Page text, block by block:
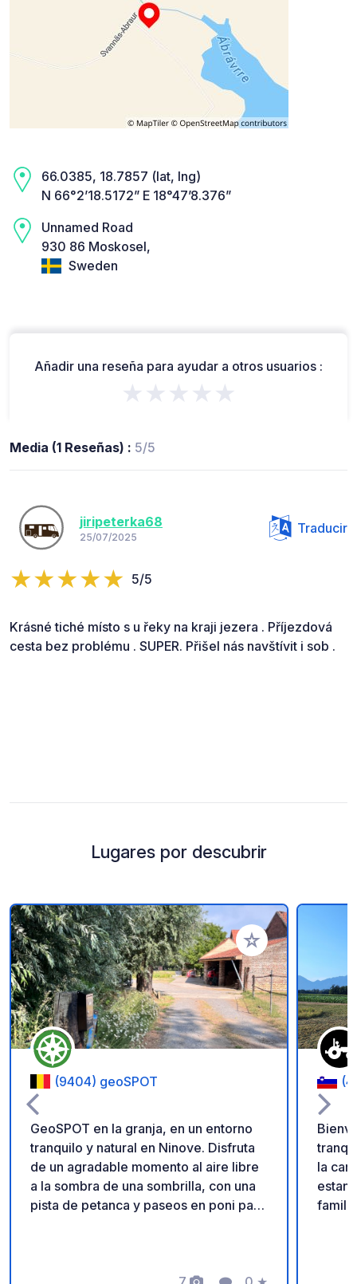
66.0385, 18.7857 (lat, lng)
N 66°2’18.5172” E 18°47’8.376”
Unnamed Road
930 86 Moskosel,
Sweden
Añadir una reseña para ayudar a otros usuarios :
★★★★★
Media (1 Reseñas) : 5/5
jiripeterka68
25/07/2025
Traducir
5/5
Krásné tiché místo s u řeky na kraji jezera . Příjezdová
cesta bez problému . SUPER. Přišel nás navštívit i sob .
Lugares por descubrir
Añadir a tus
(9404) geoSPOT
GeoSPOT en la granja, en un entorno
tranquilo y natural en Ninove. Disfruta
de un agradable momento al aire libre
a la sombra de una sombrilla, con una
pista de petanca y paseos en poni para
la